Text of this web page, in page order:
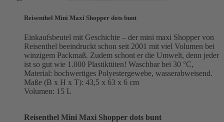
Reisenthel Mini Maxi Shopper dots bunt
Einkaufsbeutel mit Geschichte – der mini maxi Shopper von
Reisenthel beeindruckt schon seit 2001 mit viel Volumen bei
winzigem Packmaß. Zudem schont er die Umwelt, denn jeder
ist so gut wie 1.000 Plastiktüten! Waschbar bei 30 °C,
Material: hochwertiges Polyestergewebe, wasserabweisend.
Maße (B x H x T): 43,5 x 63 x 6 cm
Volumen: 15 L
Reisenthel Mini Maxi Shopper dots bunt